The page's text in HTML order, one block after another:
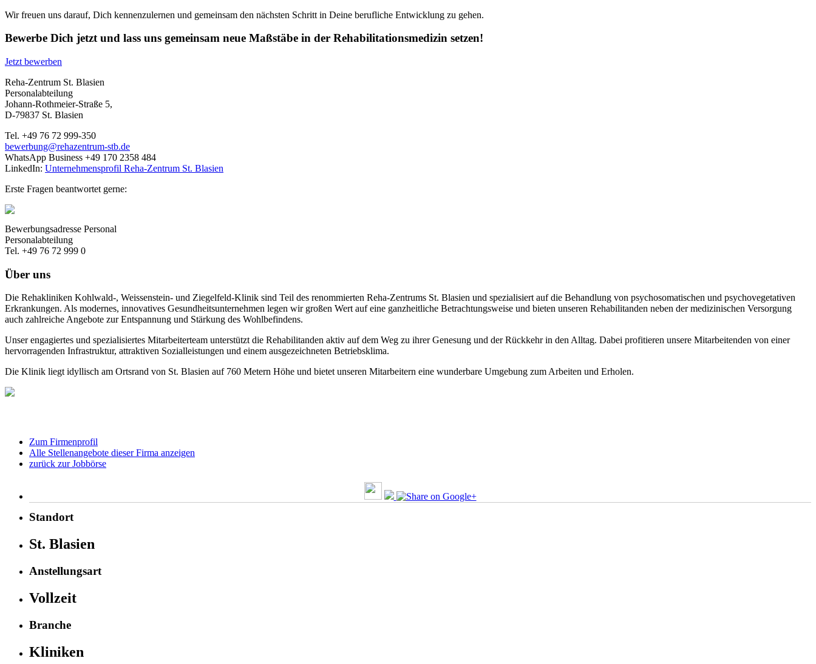
Wir freuen uns darauf, Dich kennenzulernen und gemeinsam den nächsten Schritt in Deine berufliche Entwicklung zu gehen.
Bewerbe Dich jetzt und lass uns gemeinsam neue Maßstäbe in der Rehabilitationsmedizin setzen!
Jetzt bewerben
Reha-Zentrum St. Blasien
Personalabteilung
Johann-Rothmeier-Straße 5,
D-79837 St. Blasien
Tel. +49 76 72 999-350
bewerbung@rehazentrum-stb.de
WhatsApp Business +49 170 2358 484
LinkedIn: Unternehmensprofil Reha-Zentrum St. Blasien
Erste Fragen beantwortet gerne:
Bewerbungsadresse Personal
Personalabteilung
Tel. +49 76 72 999 0
Über uns
Die Rehakliniken Kohlwald-, Weissenstein- und Ziegelfeld-Klinik sind Teil des renommierten Reha-Zentrums St. Blasien und spezialisiert auf die Behandlung von psychosomatischen und psychovegetativen
Erkrankungen. Als modernes, innovatives Gesundheitsunternehmen legen wir großen Wert auf eine ganzheitliche Betrachtungsweise und bieten unseren Rehabilitanden neben der medizinischen Versorgung
auch zahlreiche Angebote zur Entspannung und Stärkung des Wohlbefindens.
Unser engagiertes und spezialisiertes Mitarbeiterteam unterstützt die Rehabilitanden aktiv auf dem Weg zu ihrer Genesung und der Rückkehr in den Alltag. Dabei profitieren unsere Mitarbeitenden von einer
hervorragenden Infrastruktur, attraktiven Sozialleistungen und einem ausgezeichneten Betriebsklima.
Die Klinik liegt idyllisch am Ortsrand von St. Blasien auf 760 Metern Höhe und bietet unseren Mitarbeitern eine wunderbare Umgebung zum Arbeiten und Erholen.
Zum Firmenprofil
Alle Stellenangebote dieser Firma anzeigen
zurück zur Jobbörse
Standort
St. Blasien
Anstellungsart
Vollzeit
Branche
Kliniken